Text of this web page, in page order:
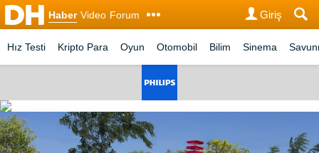
Haber Video Forum Giriş
Hız Testi Kripto Para Oyun Otomobil Bilim Sinema